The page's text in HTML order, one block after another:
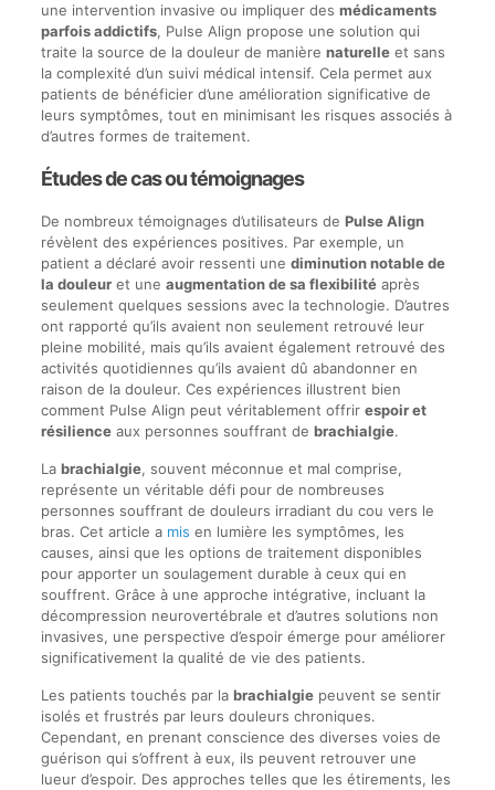
une intervention invasive ou impliquer des médicaments
parfois addictifs, Pulse Align propose une solution qui
traite la source de la douleur de manière naturelleet sans
la complexité d’un suivi médical intensif. Cela permet aux
patients de bénéficier d’une amélioration significative de
leurs symptômes, tout en minimisant les risques associés à
d’autres formes de traitement.
Études de cas ou témoignages
De nombreux témoignages d’utilisateurs de Pulse Align
révèlent des expériences positives. Par exemple, un
patient a déclaré avoir ressenti une diminution notable de
la douleuret une augmentation de sa flexibilitéaprès
seulement quelques sessions avec la technologie. D’autres
ont rapporté qu’ils avaient non seulement retrouvé leur
pleine mobilité, mais qu’ils avaient également retrouvé des
activités quotidiennes qu’ils avaient dû abandonner en
raison de la douleur. Ces expériences illustrent bien
comment Pulse Align peut véritablement offrir espoir et
résilienceaux personnes souffrant de brachialgie.
La brachialgie, souvent méconnue et mal comprise,
représente un véritable défi pour de nombreuses
personnes souffrant de douleurs irradiant du cou vers le
bras. Cet article a mis en lumière les symptômes, les
causes, ainsi que les options de traitement disponibles
pour apporter un soulagement durable à ceux qui en
souffrent. Grâce à une approche intégrative, incluant la
décompression neurovertébrale et d’autres solutions non
invasives, une perspective d’espoir émerge pour améliorer
significativement la qualité de vie des patients.
Les patients touchés par la brachialgiepeuvent se sentir
isolés et frustrés par leurs douleurs chroniques.
Cependant, en prenant conscience des diverses voies de
guérison qui s’offrent à eux, ils peuvent retrouver une
lueur d’espoir. Des approches telles que les étirements, les